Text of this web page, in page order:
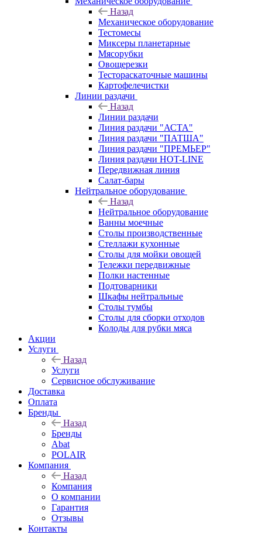
Назад
Механическое оборудование
Тестомесы
Миксеры планетарные
Мясорубки
Овощерезки
Тестораскаточные машины
Картофелечистки
Линии раздачи
Назад
Линии раздачи
Линия раздачи "АСТА"
Линия раздачи "ПАТША"
Линия раздачи "ПРЕМЬЕР"
Линия раздачи HOT-LINE
Передвижная линия
Салат-бары
Нейтральное оборудование
Назад
Нейтральное оборудование
Ванны моечные
Столы производственные
Стеллажи кухонные
Столы для мойки овощей
Тележки передвижные
Полки настенные
Подтоварники
Шкафы нейтральные
Столы тумбы
Столы для сборки отходов
Колоды для рубки мяса
Акции
Услуги
Назад
Услуги
Сервисное обслуживание
Доставка
Оплата
Бренды
Назад
Бренды
Abat
POLAIR
Компания
Назад
Компания
О компании
Гарантия
Отзывы
Контакты